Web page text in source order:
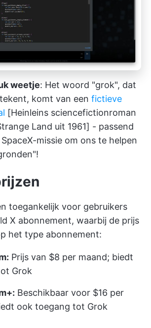
weetje: Het woord "grok", dat
komt van een fictieve
[Heinleins sciencefictionroman
Land uit 1961] - passend
missie om ons te helpen
toegankelijk voor gebruikers
X abonnement, waarbij de prijs
het type abonnement:
Prijs van $8 per maand; biedt
Grok
Beschikbaar voor $16 per
ook toegang tot Grok